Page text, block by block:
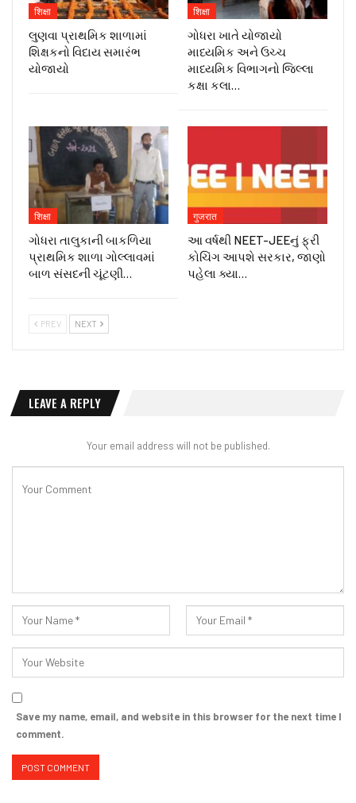
शिक्षा
લુણવા પ્રાથમિક શાળામાં
શિક્ષકનો વિદાય સમારંભ
યોજાયો
शिक्षा
ગોધરા ખાતે યોજાયો
માધ્યમિક અને ઉચ્ચ
માધ્યમિક વિભાગનો જિલ્લા
કક્ષા કલા…
शिक्षा
ગોધરા તાલુકાની બાકળિયા
પ્રાથમિક શાળા ગોલ્લાવમાં
બાળ સંસદની ચૂંટણી…
गुजरात
આ વર્ષથી NEET-JEEનું ફ્રી
કોચિંગ આપશે સરકાર, જાણો
પહેલા ક્યા…
PREV NEXT
LEAVE A REPLY
Your email address will not be published.
Save my name, email, and website in this browser for the next time I
comment.